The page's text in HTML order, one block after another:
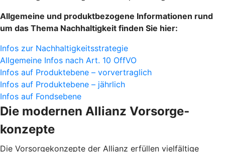
Allgemeine und produktbezogene Informationen rund
um das Thema Nachhaltigkeit finden Sie hier:
Infos zur Nachhaltigkeitsstrategie
Allgemeine Infos nach Art. 10 OffVO
Infos auf Produktebene – vorvertraglich
Infos auf Produktebene – jährlich
Infos auf Fondsebene
Die modernen Allianz Vorsorge­
konzepte
Die Vorsorgekonzepte der Allianz erfüllen vielfältige